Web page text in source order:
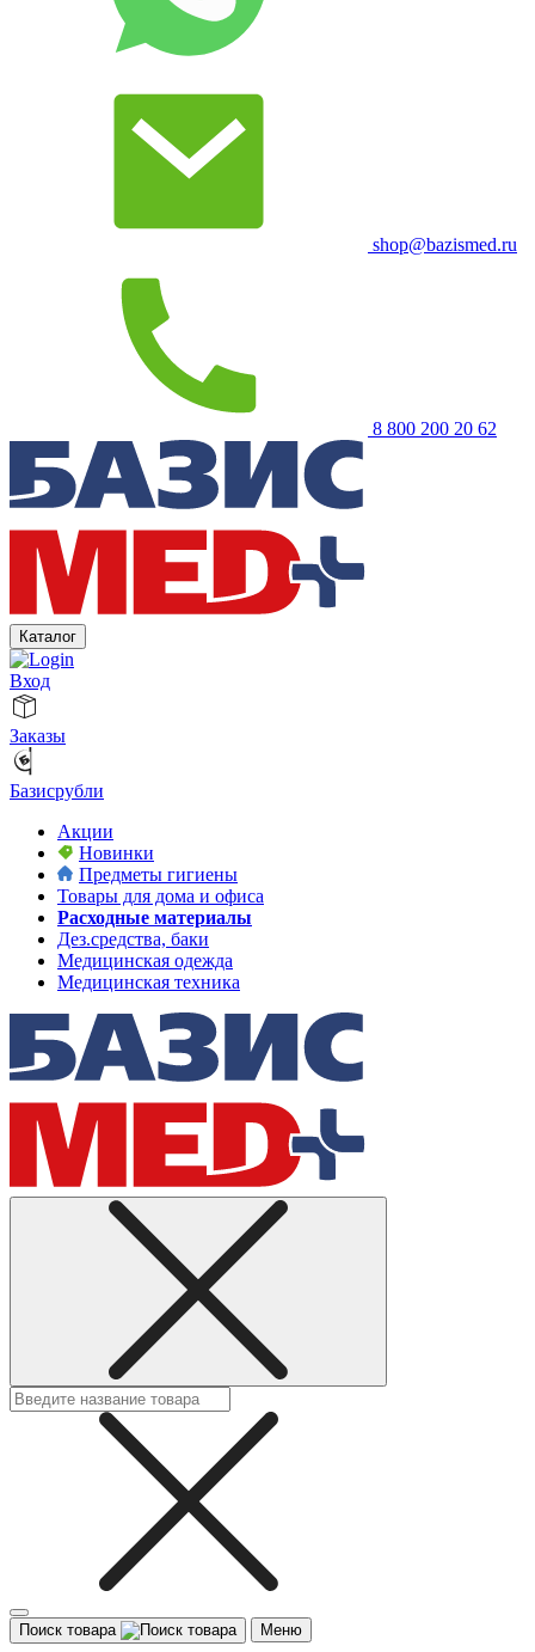
shop@bazismed.ru
8 800 200 20 62
Каталог
Вход
Заказы
Базисрубли
Акции
Новинки
Предметы гигиены
Товары для дома и офиса
Расходные материалы
Дез.средства, баки
Медицинская одежда
Медицинская техника
Поиск товара Меню